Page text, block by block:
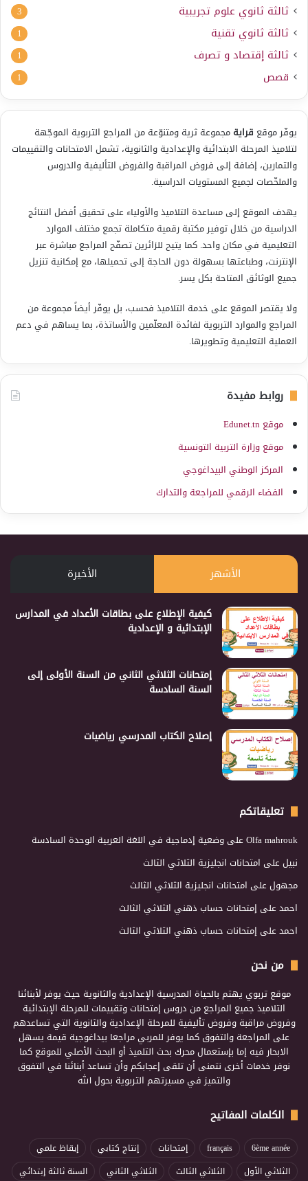
ثالثة ثانوي علوم تجريبية 3
ثالثة ثانوي تقنية 1
ثالثة إقتصاد و تصرف 1
قصص 1
يوفّر موقع قرايةمجموعة ثرية ومتنوّعة من المراجع التربوية الموجّهة
لتلاميذ المرحلة الابتدائية والإعدادية والثانوية، تشمل الامتحانات والتقييمات
والتمارين، إضافة إلى فروض المراقبة والفروض التأليفية والدروس
والملخّصات لجميع المستويات الدراسية.
يهدف الموقع إلى مساعدة التلاميذ والأولياء على تحقيق أفضل النتائج
الدراسية من خلال توفير مكتبة رقمية متكاملة تجمع مختلف الموارد
التعليمية في مكان واحد. كما يتيح للزائرين تصفّح المراجع مباشرة عبر
الإنترنت، وطباعتها بسهولة دون الحاجة إلى تحميلها، مع إمكانية تنزيل
جميع الوثائق المتاحة بكل يسر.
ولا يقتصر الموقع على خدمة التلاميذ فحسب، بل يوفّر أيضاً مجموعة من
المراجع والموارد التربوية لفائدة المعلّمين والأساتذة، بما يساهم في دعم
العملية التعليمية وتطويرها.
روابط مفيدة
موقع Edunet.tn
موقع وزارة التربية التونسية
المركز الوطني البيداغوجي
الفضاء الرقمي للمراجعة والتدارك
الأشهر الأخيرة
كيفية الإطلاع على بطاقات الأعداد في المدارس
الإبتدائية و الإعدادية
إمتحانات الثلاثي الثاني من السنة الأولى إلى
السنة السادسة
إصلاح الكتاب المدرسي رياضيات
تعليقاتكم
Olfa mahroukعلى وضعية إدماجية في اللغة العربية الوحدة السادسة
نبيلعلى امتحانات انجليزية الثلاثي الثالث
مجهولعلى امتحانات انجليزية الثلاثي الثالث
احمدعلى إمتحانات حساب ذهني الثلاثي الثالث
احمدعلى إمتحانات حساب ذهني الثلاثي الثالث
من نحن
موقع تربوي يهتم بالحياة المدرسية الإعدادية والثانوية حيث يوفر لأبنائنا
التلاميذ جميع المراجع من دروس إمتحانات وتقييمات للمرحلة الإبتدائية
وفروض مراقبة وفروض تأليفية للمرحلة الإعدادية والثانوية التي تساعدهم
على المراجعة والتفوق كما يوفر للمربي مراجعا بيداغوجية قيمة يسهل
الابحار فيه إما بإستعمال محرك بحث التلميذ أو البحث الأصلي للموقع كما
نوفر خدمات أخرى نتمنى أن تلقى إعجابكم وأن تساعد أبنائنا في التفوق
والتميز في مسيرتهم التربوية بحول الله
الكلمات المفاتيح
6ème année
français إمتحانات إنتاج كتابي
إيقاظ علمي
الثلاثي الأول
الثلاثي الثالث الثلاثي الثاني السنة ثالثة إبتدائي